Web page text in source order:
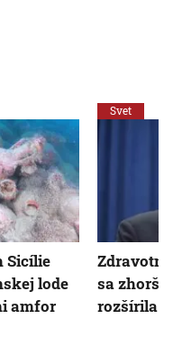
Sicílie
lode
amfor
Svet
sa
rozšírila